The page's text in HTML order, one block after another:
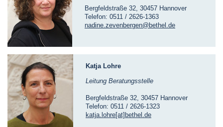
Bergfeldstraße 32, 30457 Hannover
Telefon: 0511 / 2626-1363
nadine.zevenbergen@bethel.de
Katja Lohre
Leitung Beratungsstelle
Bergfeldstraße 32, 30457 Hannover
Telefon: 0511 / 2626-1323
katja.lohre[at]bethel.de